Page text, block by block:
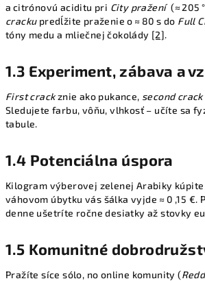
a citrónovú aciditu pri City pražení (≈ 205
crackupredĺžite praženie o ≈ 80 s do Full
tóny medu a mliečnej čokolády [2].
1.3 Experiment, zábava a
First crackznie ako pukance, second crack
Sledujete farbu, vôňu, vlhkosť – učíte sa
tabule.
1.4 Potenciálna úspora
Kilogram výberovej zelenej Arabiky kúpite
váhovom úbytku vás šálka vyjde ≈ 0 ,15 €.
denne ušetríte ročne desiatky až stovky
1.5 Komunitné
Pražíte síce sólo, no online komunity (